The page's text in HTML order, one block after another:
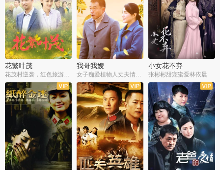
花繁叶茂
花茂村逆袭，红色旅游出圈
我哥我嫂
女子痴爱植物人丈夫情定一生
小女花不弃
张彬彬甜宠蜜爱林依晨
全42集
全35集 全32集